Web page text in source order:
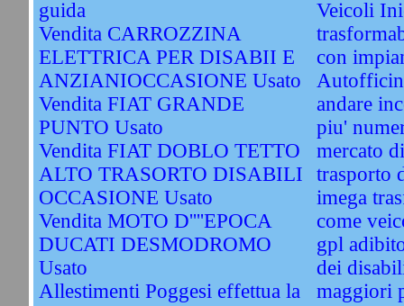
guida
Vendita CARROZZINA
ELETTRICA PER DISABII E
ANZIANIOCCASIONE Usato
Vendita FIAT GRANDE
PUNTO Usato
Vendita FIAT DOBLO TETTO
ALTO TRASORTO DISABILI
OCCASIONE Usato
Vendita MOTO D''''EPOCA
DUCATI DESMODROMO
Usato
Allestimenti Poggesi effettua la
Veicoli
con
andare
piu'
mercato
trasporto
imega
come
gpl
dei
maggiori